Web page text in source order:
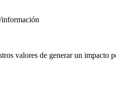
información
valores de generar un impacto